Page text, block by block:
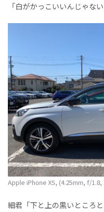
「白がかっこいいんじゃない
Apple iPhone XS, (4.25mm, f/
細君「下と上の黒いところ